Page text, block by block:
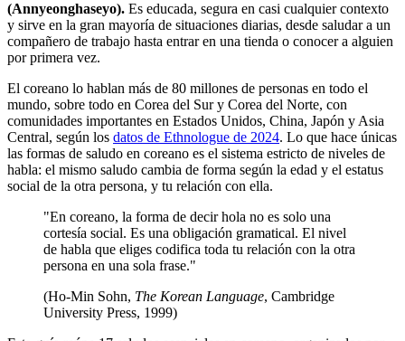
(Annyeonghaseyo). Es educada, segura en casi cualquier contexto
y sirve en la gran mayoría de situaciones diarias, desde saludar a un
compañero de trabajo hasta entrar en una tienda o conocer a alguien
por primera vez.
El coreano lo hablan más de 80 millones de personas en todo el
mundo, sobre todo en Corea del Sur y Corea del Norte, con
comunidades importantes en Estados Unidos, China, Japón y Asia
Central, según los datos de Ethnologue de 2024. Lo que hace únicas
las formas de saludo en coreano es el sistema estricto de niveles de
habla: el mismo saludo cambia de forma según la edad y el estatus
social de la otra persona, y tu relación con ella.
"En coreano, la forma de decir hola no es solo una
cortesía social. Es una obligación gramatical. El nivel
de habla que eliges codifica toda tu relación con la otra
persona en una sola frase."
(Ho-Min Sohn, The Korean Language, Cambridge
University Press, 1999)